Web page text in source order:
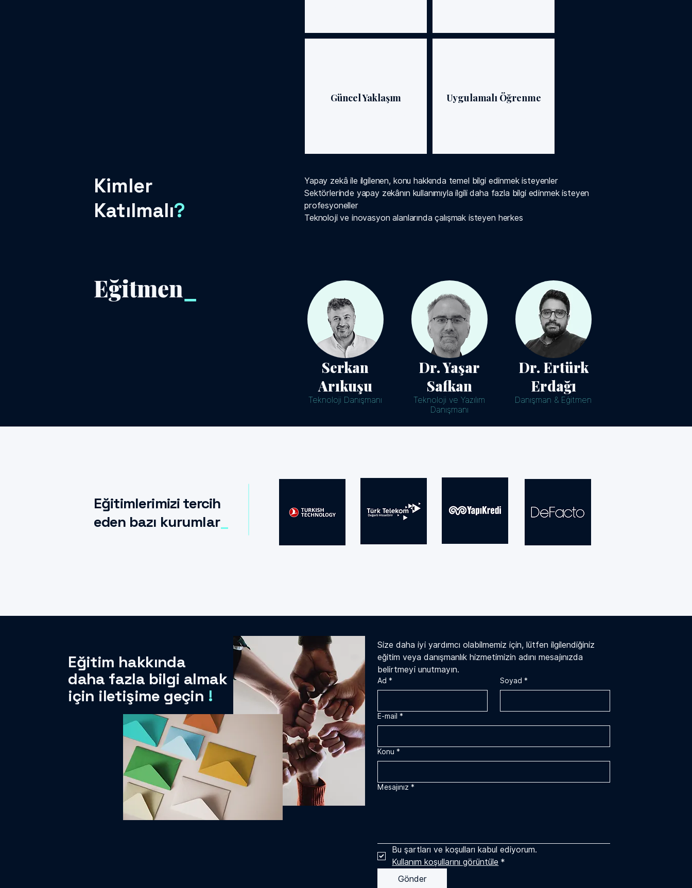
Güncel Yaklaşım Uygulamalı Öğrenme
Kimler
Katılmalı?
Yapay zekâ ile ilgilenen, konu hakkında temel bilgi edinmek isteyenler
Sektörlerinde yapay zekânın kullanımıyla ilgili daha fazla bilgi edinmek isteyen
profesyoneller
Teknoloji ve inovasyon alanlarında çalışmak isteyen herkes
Eğitmen
Serkan
Arıkuşu
Teknoloji Danışmanı
Dr. Yaşar
Safkan
Teknoloji ve Yazılım
Danışmanı
Dr. Ertürk
Erdağı
Danışman & Eğitmen
Eğitimlerimizi tercih
eden bazı kurumlar_
Eğitim hakkında
daha fazla bilgi almak
için iletişime geçin !
Size daha iyi yardımcı olabilmemiz için, lütfen ilgilendiğiniz
eğitim veya danışmanlık hizmetimizin adını mesajınızda
belirtmeyi unutmayın.
Ad * Soyad *
E-mail *
Konu *
Mesajınız *
Bu şartları ve koşulları kabul ediyorum.
Kullanım koşullarını görüntüle *
Gönder